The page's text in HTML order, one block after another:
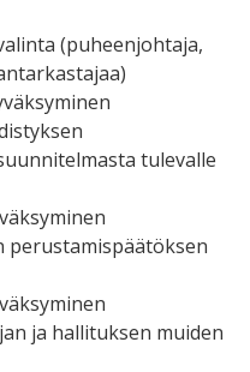
(puheenjohtaja,
tulevalle
perustamispäätöksen
ja hallituksen muiden